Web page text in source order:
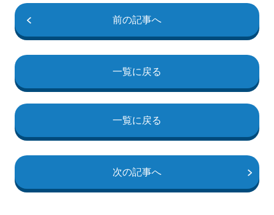
前の記事へ
一覧に戻る
一覧に戻る
次の記事へ